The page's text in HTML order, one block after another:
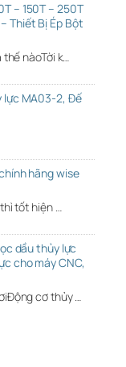
– 150T – 250T
Thiết Bị Ép Bột
nàoTời k…
lực MA03-2, Đế
hãng wise
tốt hiện …
dầu thủy lực
cho máy CNC,
cơ thủy …